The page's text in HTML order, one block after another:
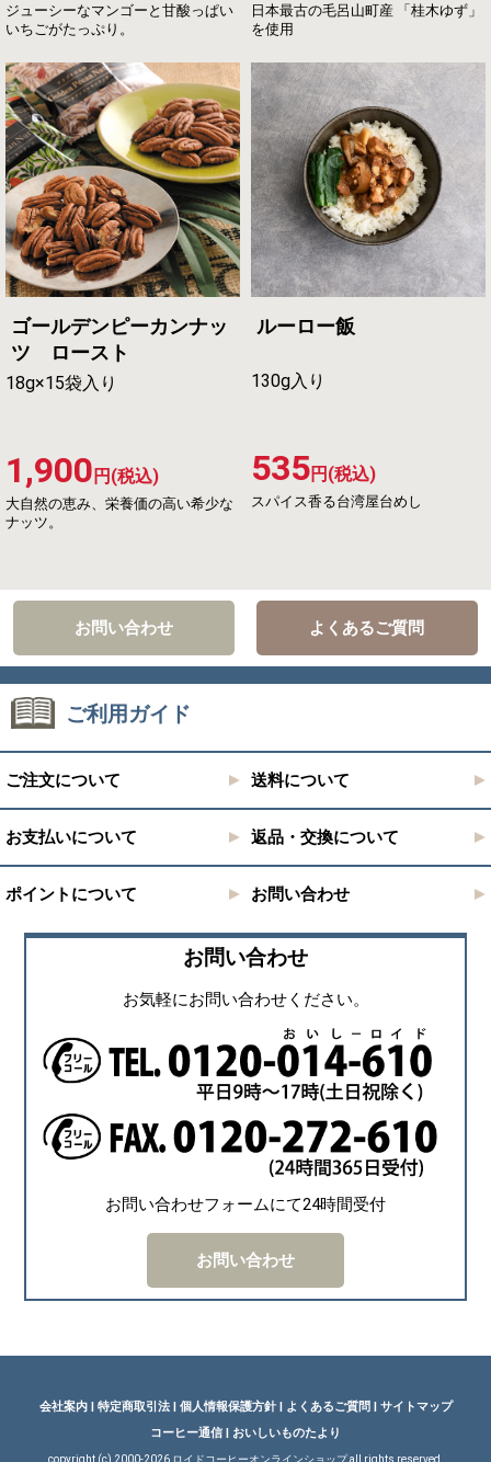
ジューシーなマンゴーと甘酸っぱい
いちごがたっぷり。
日本最古の毛呂山町産 「桂木ゆず」
を使用
ゴールデンピーカンナッ
ツ ロースト
18g×15袋入り
大自然の恵み、栄養価の高い希少な
ナッツ。
1,900 円(税込)
ルーロー飯
130g入り
スパイス香る台湾屋台めし
535円(税込)
お問い合わせ よくあるご質問
ご利用ガイド
ご注文について 送料について
お支払いについて 返品・交換について
ポイントについて お問い合わせ
お問い合わせ
お気軽にお問い合わせください。
お問い合わせフォームにて24時間受付
お問い合わせ
会社案内 | 特定商取引法 | 個人情報保護方針 | よくあるご質問 | サイトマップ
コーヒー通信 | おいしいものたより
copyright (c) 2000-2026 ロイドコーヒーオンラインショップ all rights reserved.